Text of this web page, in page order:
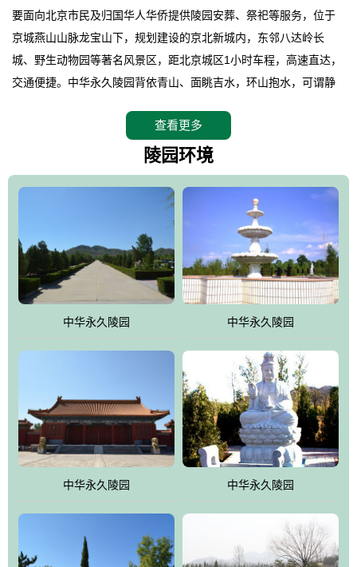
要面向北京市民及归国华人华侨提供陵园安葬、祭祀等服务，位于
京城燕山山脉龙宝山下，规划建设的京北新城内，东邻八达岭长
城、野生动物园等著名风景区，距北京城区1小时车程，高速直达，
交通便捷。中华永久陵园背依青山、面眺吉水，环山抱水，可谓静
地。在总体设计上完全以中国传统文化作为前渠，由三条山脊环绕
而成，宛如一把太师椅，呈坐南朝北向，左青龙，右白虎，前朱
环绕挡住了外界的风吹，流动的生气遇到官厅的水又止住了，正好
符合山环水抱，藏风纳气的要求。中华永久陵园风景庄重典雅、气
势如宏，是华北地区最大的平川式墓园，陵园以皇家建筑风格为载
体吸取现代园林艺术之精华
查看更多
陵园环境
中华永久陵园 中华永久陵园
中华永久陵园 中华永久陵园